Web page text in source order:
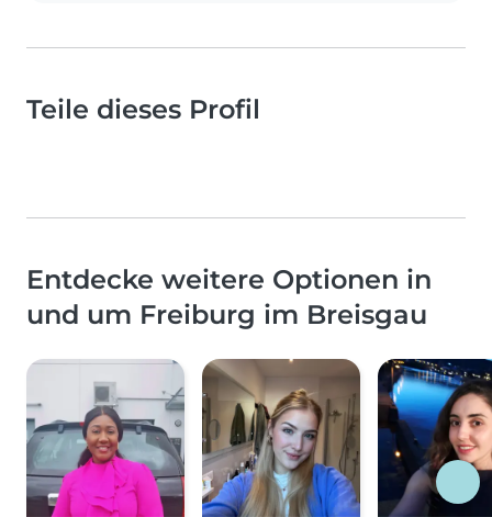
Teile dieses Profil
Entdecke weitere Optionen in
und um Freiburg im Breisgau